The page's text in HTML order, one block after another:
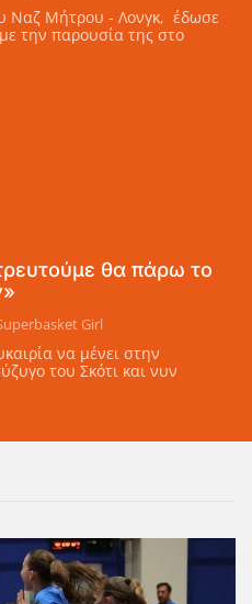
Ναζ Μήτρου - Λονγκ, έδωσε
την παρουσία της στο
θα πάρω το
Girl
να μένει στην
του Σκότι και νυν